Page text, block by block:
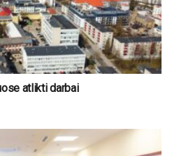
atlikti darbai